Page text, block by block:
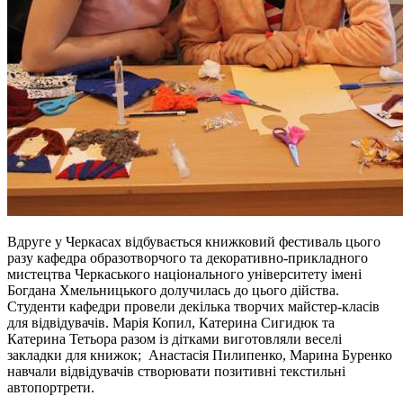
Вдруге у Черкасах відбувається книжковий фестиваль цього
разу кафедра образотворчого та декоративно-прикладного
мистецтва Черкаського національного університету імені
Богдана Хмельницького долучилась до цього дійства.
Студенти кафедри провели декілька творчих майстер-класів
для відвідувачів. Марія Копил, Катерина Сигидюк та
Катерина Тетьора разом із дітками виготовляли веселі
закладки для книжок; Анастасія Пилипенко, Марина Буренко
навчали відвідувачів створювати позитивні текстильні
автопортрети.